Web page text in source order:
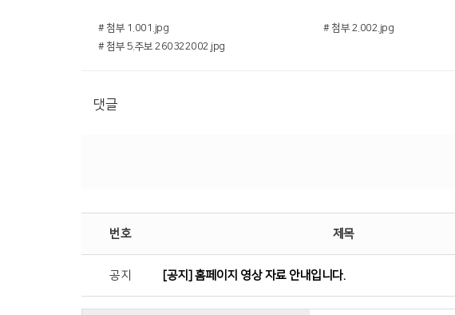
# 첨부 1.001.jpg # 첨부 2.002.jpg
# 첨부 5.주보 260322002.jpg
댓글
번호 제목
공지 [공지] 홈페이지 영상 자료 안내입니다.